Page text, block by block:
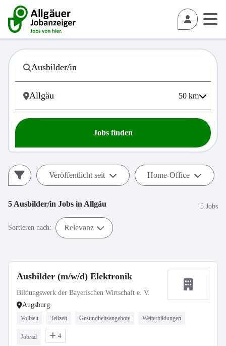
50 km
Jobs finden
Veröffentlicht seit Home-Office
5 Ausbilder/in Jobs in Allgäu 5 Jobs
Sortieren nach: Relevanz
Ausbilder (m/w/d) Elektronik
Bildungswerk der Bayerischen Wirtschaft e. V.
Augsburg
Vollzeit Teilzeit Gesundheitsangebote Weiterbildungen
Jobrad 4